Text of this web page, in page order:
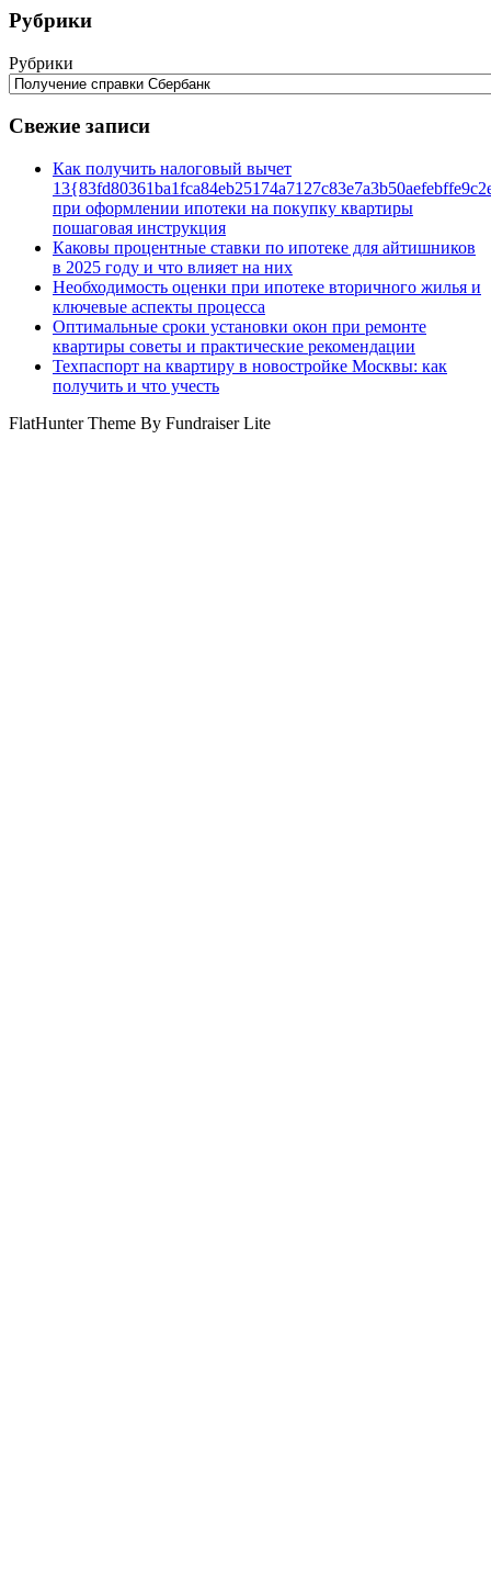
Рубрики
Рубрики
Свежие записи
Как получить налоговый вычет
при оформлении ипотеки на покупку квартиры
пошаговая инструкция
Каковы процентные ставки по ипотеке для айтишников
в 2025 году и что влияет на них
Необходимость оценки при ипотеке вторичного жилья и
ключевые аспекты процесса
Оптимальные сроки установки окон при ремонте
квартиры советы и практические рекомендации
Техпаспорт на квартиру в новостройке Москвы: как
получить и что учесть
FlatHunter Theme By Fundraiser Lite